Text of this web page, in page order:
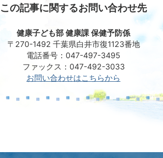
この記事に関するお問い合わせ先
健康子ども部 健康課 保健予防係
〒270-1492 千葉県白井市復1123番地
電話番号：047-497-3495
ファックス：047-492-3033
お問い合わせはこちらから